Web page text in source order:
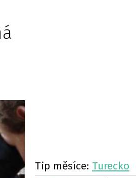
Tip měsíce: Turecko